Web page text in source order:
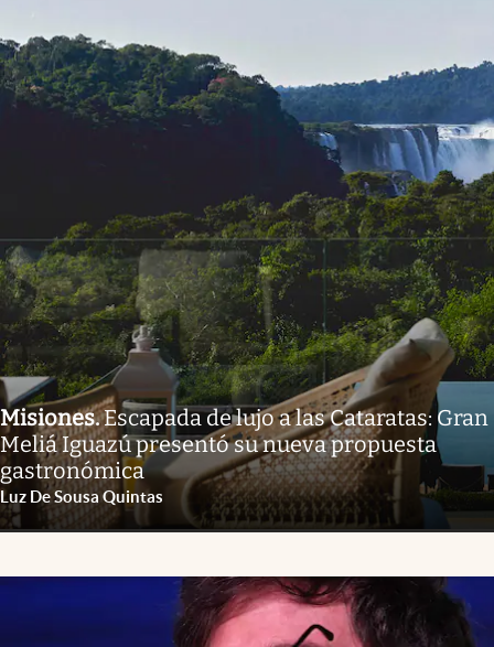
Misiones.Escapada de lujo a las Cataratas: Gran
Meliá Iguazú presentó su nueva propuesta
gastronómica
Luz De Sousa Quintas